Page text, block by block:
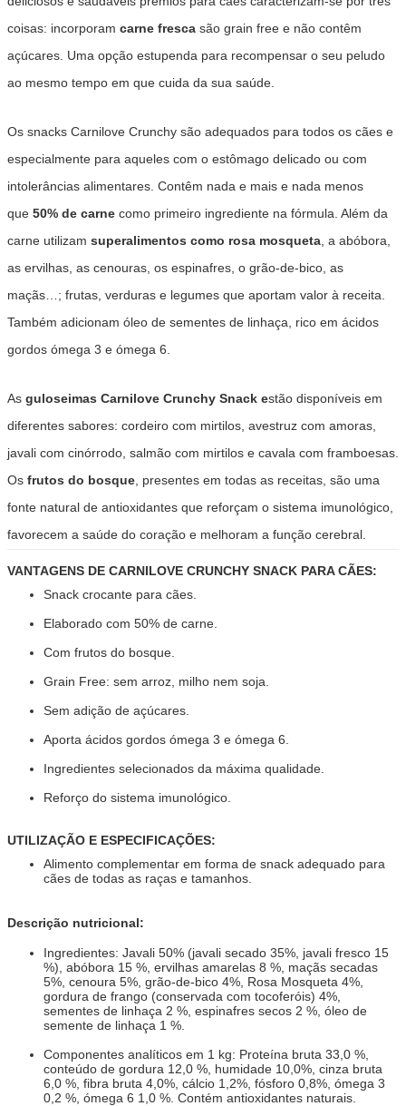
coisas: incorporam carne fresca são grain free e não contêm
açúcares. Uma opção estupenda para recompensar o seu peludo
ao mesmo tempo em que cuida da sua saúde.
Os snacks Carnilove Crunchy são adequados para todos os cães e
especialmente para aqueles com o estômago delicado ou com
intolerâncias alimentares. Contêm nada e mais e nada menos
que 50% de carne como primeiro ingrediente na fórmula. Além da
carne utilizam superalimentos como rosa mosqueta , a abóbora,
as ervilhas, as cenouras, os espinafres, o grão-de-bico, as
maçãs…; frutas, verduras e legumes que aportam valor à receita.
Também adicionam óleo de sementes de linhaça, rico em ácidos
gordos ómega 3 e ómega 6.
As guloseimas Carnilove Crunchy Snack estão disponíveis em
diferentes sabores: cordeiro com mirtilos, avestruz com amoras,
javali com cinórrodo, salmão com mirtilos e cavala com framboesas.
Os frutos do bosque , presentes em todas as receitas, são uma
fonte natural de antioxidantes que reforçam o sistema imunológico,
favorecem a saúde do coração e melhoram a função cerebral.
VANTAGENS DE CARNILOVE CRUNCHY SNACK PARA CÃES:
Snack crocante para cães.
Elaborado com 50% de carne.
Com frutos do bosque.
Grain Free: sem arroz, milho nem soja.
Sem adição de açúcares.
Aporta ácidos gordos ómega 3 e ómega 6.
Ingredientes selecionados da máxima qualidade.
Reforço do sistema imunológico.
UTILIZAÇÃO E ESPECIFICAÇÕES:
Alimento complementar em forma de snack adequado para
cães de todas as raças e tamanhos.
Descrição nutricional:
Ingredientes: Javali 50% (javali secado 35%, javali fresco 15
%), abóbora 15 %, ervilhas amarelas 8 %, maçãs secadas
5%, cenoura 5%, grão-de-bico 4%, Rosa Mosqueta 4%,
gordura de frango (conservada com tocoferóis) 4%,
sementes de linhaça 2 %, espinafres secos 2 %, óleo de
semente de linhaça 1 %.
Componentes analíticos em 1 kg: Proteína bruta 33,0 %,
conteúdo de gordura 12,0 %, humidade 10,0%, cinza bruta
6,0 %, fibra bruta 4,0%, cálcio 1,2%, fósforo 0,8%, ómega 3
0,2 %, ómega 6 1,0 %. Contém antioxidantes naturais.